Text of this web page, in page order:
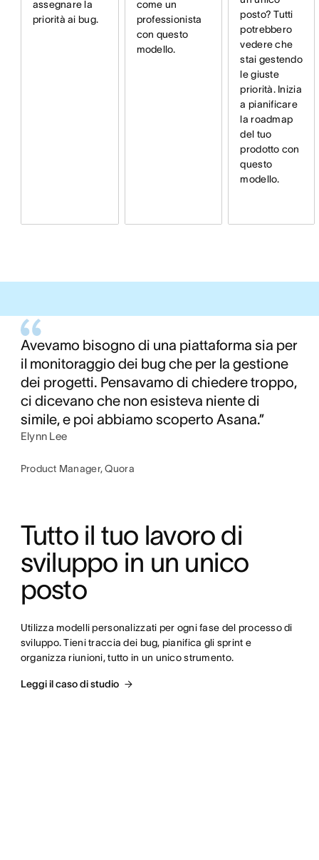
assegnare la
priorità ai bug.
come un
professionista
con questo
modello.
posto? Tutti
potrebbero
vedere che
stai gestendo
le giuste
priorità. Inizia
a pianificare
la roadmap
del tuo
prodotto con
questo
modello.
Avevamo bisogno di una piattaforma sia per
il monitoraggio dei bug che per la gestione
dei progetti. Pensavamo di chiedere troppo,
ci dicevano che non esisteva niente di
simile, e poi abbiamo scoperto Asana.”
Elynn Lee
Product Manager, Quora
Tutto il tuo lavoro di
sviluppo in un unico
posto
Utilizza modelli personalizzati per ogni fase del processo di
sviluppo. Tieni traccia dei bug, pianifica gli sprint e
organizza riunioni, tutto in un unico strumento.
Leggi il caso di studio